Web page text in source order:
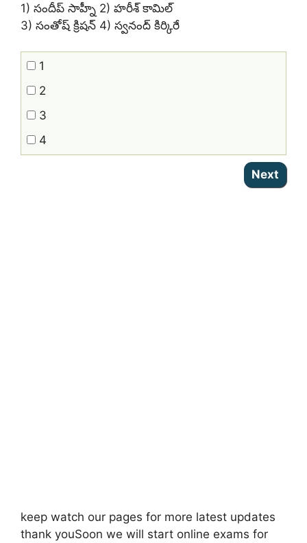
1) సందీప్‌ సాహ్నీ 2) హరీశ్‌ కామిల్‌
3) సంతోష్‌ క్రిషన్‌ 4) స్వనంద్‌ కిర్కిరే
1
2
3
4
keep watch our pages for more latest updates
thank youSoon we will start online exams for